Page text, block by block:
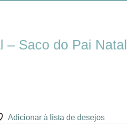
– Saco do Pai Natal
Adicionar à lista de desejos